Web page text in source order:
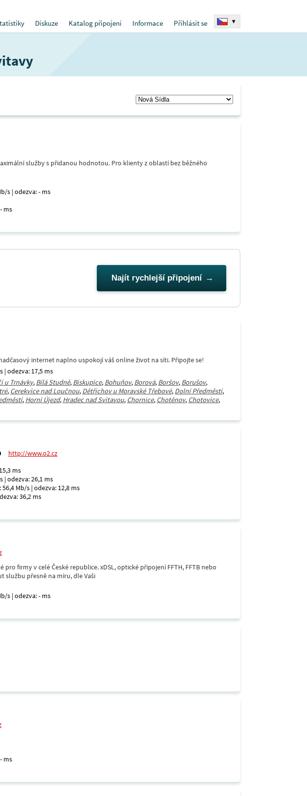
Diskuze Katalog připojení Informace Přihlásit se ▾
služby s přidanou hodnotou. Pro klienty z oblastí bez běžného
s | odezva: - ms
ms
Najít rychlejší připojení
internet naplno uspokojí váš online život na síti. Připojte se!
| odezva: 17,5 ms
u Trnávky, Bílá Studně, Biskupice, Bohuňov, Borová, Boršov, Borušov,
, Cerekvice nad Loučnou, Dětřichov u Moravské Třebové, Dolní Předměstí,
, Horní Újezd, Hradec nad Svitavou, Chornice, Chotěnov, Chotovice,
http://www.o2.cz
ms
| odezva: 26,1 ms
Mb/s | odezva: 12,8 ms
36,2 ms
firmy v celé České republice. xDSL, optické připojení FFTH, FFTB nebo
službu přesně na míru, dle Vaši
s | odezva: - ms
ms